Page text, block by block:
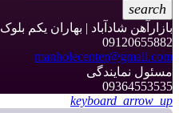
search
بازارآهن شادآباد | بهاران یکم بلوک 35
09120655882
manholecenter@gmail.com
مسئول نمایندگی
09364553535
keyboard_arrow_up